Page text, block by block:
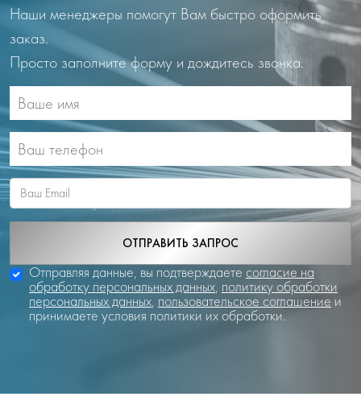
Наши менеджеры помогут Вам быстро оформить
заказ.
Просто заполните форму и дождитесь звонка.
ОТПРАВИТЬ ЗАПРОС
Отправляя данные, вы подтверждаете согласие на
обработку персональных данных, политику обработки
персональных данных, пользовательское соглашение и
принимаете условия политики их обработки.